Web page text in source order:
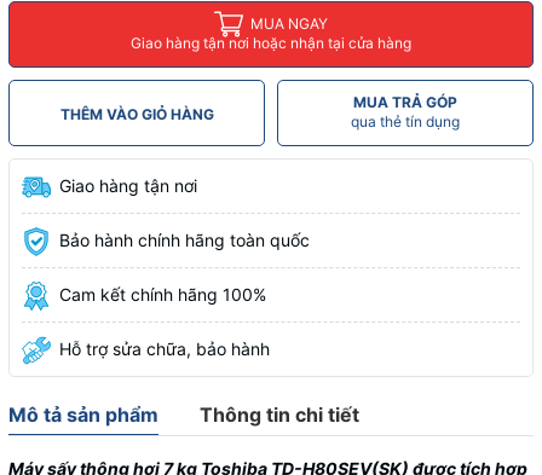
MUA NGAY
Giao hàng tận nơi hoặc nhận tại cửa hàng
THÊM VÀO GIỎ HÀNG
MUA TRẢ GÓP
qua thẻ tín dụng
Giao hàng tận nơi
Bảo hành chính hãng toàn quốc
Cam kết chính hãng 100%
Hỗ trợ sửa chữa, bảo hành
Mô tả sản phẩm Thông tin chi tiết
Máy sấy thông hơi 7 kg Toshiba TD-H80SEV(SK) được tích hợp